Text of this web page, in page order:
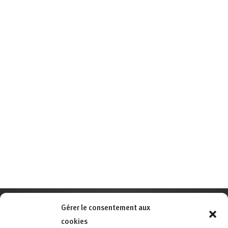
Gérer le consentement aux
cookies